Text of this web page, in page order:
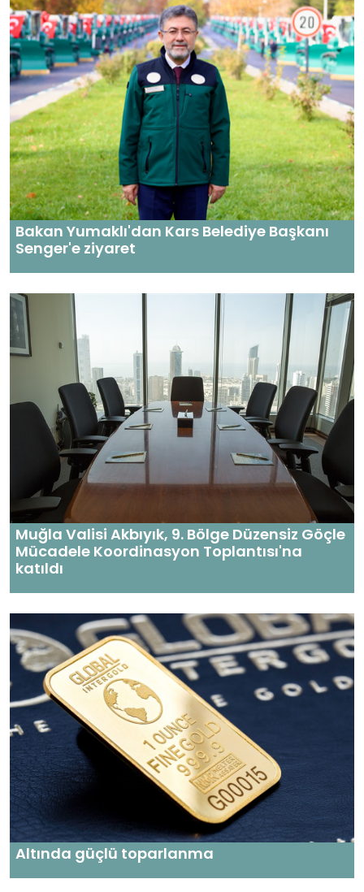
Bakan Yumaklı'dan Kars Belediye Başkanı
Senger'e ziyaret
Muğla Valisi Akbıyık, 9. Bölge Düzensiz Göçle
Mücadele Koordinasyon Toplantısı'na
katıldı
Altında güçlü toparlanma